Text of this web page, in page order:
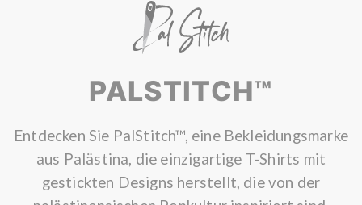
PALSTITCH™
Entdecken Sie PalStitch™, eine Bekleidungsmarke
aus Palästina, die einzigartige T-Shirts mit
gestickten Designs herstellt, die von der